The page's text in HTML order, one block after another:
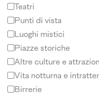
Teatri
Punti di vista
Luoghi mistici
Piazze storiche
Altre culture e
Vita notturna e
Birrerie